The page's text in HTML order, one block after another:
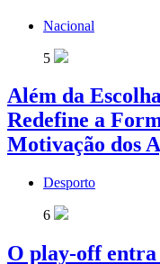
Nacional
5
Além da
Redefine a
Motivação dos
Desporto
6
O play-off entra